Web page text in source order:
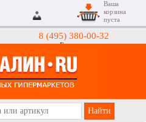
8 (495) 380-00-32
Гипермаркеты
Ваша
корзина
пуста